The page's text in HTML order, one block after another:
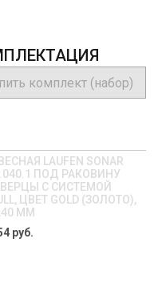
комплект (набор)
LAUFEN SONAR
ПОД РАКОВИНУ
С СИСТЕМОЙ
ЦВЕТ GOLD (ЗОЛОТО),
ММ
руб.